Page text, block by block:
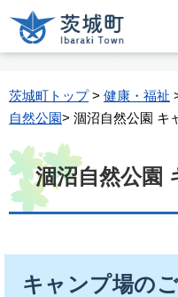
茨城町トップ> 健康・福祉
自然公園> 涸沼自然公園 キ
涸沼自然公園
キャンプ場の